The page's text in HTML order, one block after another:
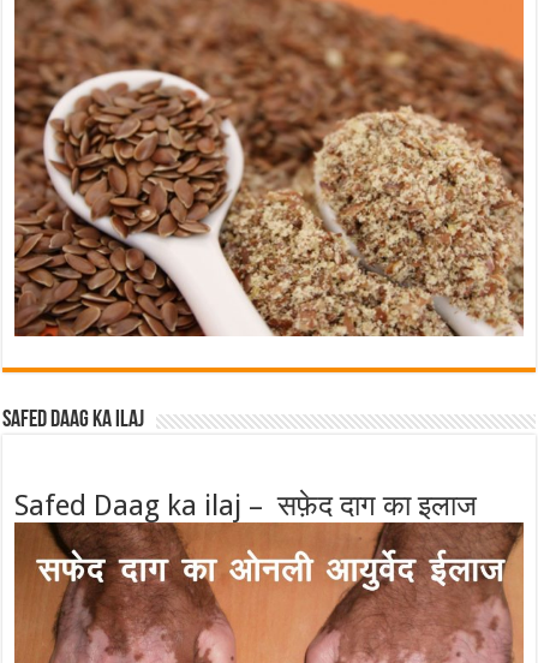
Safed Daag ka ilaj
Safed Daag ka ilaj – सफ़ेद दाग का इलाज